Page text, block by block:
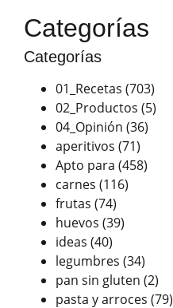
Categorías
Categorías
01_Recetas (703)
02_Productos (5)
04_Opinión (36)
aperitivos (71)
Apto para (458)
carnes (116)
frutas (74)
huevos (39)
ideas (40)
legumbres (34)
pan sin gluten (2)
pasta y arroces (79)